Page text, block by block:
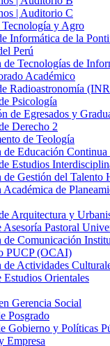
| Auditorio C
y Agro
Informática de la
Perú
Tecnologías de
Académico
Radioastronomía
Psicología
de Egresados y
Derecho 2
de Teología
de Educación
Estudios
de Gestión del Talento
de
Arquitectura y
Asesoría Pastoral
de Comunicación
PUCP (OCAI)
de Actividades
Estudios Orientales
Gerencia Social
Posgrado
Gobierno y Políticas
Empresa